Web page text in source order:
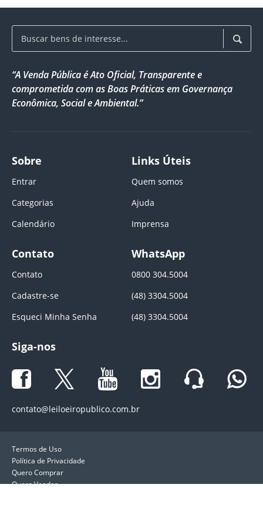
“A Venda Pública é Ato Oficial, Transparente e
comprometida com as Boas Práticas em Governança
Econômica, Social e Ambiental.”
Sobre
Entrar
Categorias
Calendário
Links Úteis
Quem somos
Ajuda
Imprensa
Contato
Contato
Cadastre-se
Esqueci Minha Senha
WhatsApp
0800 304.5004
(48) 3304.5004
(48) 3304.5004
Siga-nos
contato@leiloeiropublico.com.br
Termos de Uso
Política de Privacidade
Quero Comprar
Quero Vender